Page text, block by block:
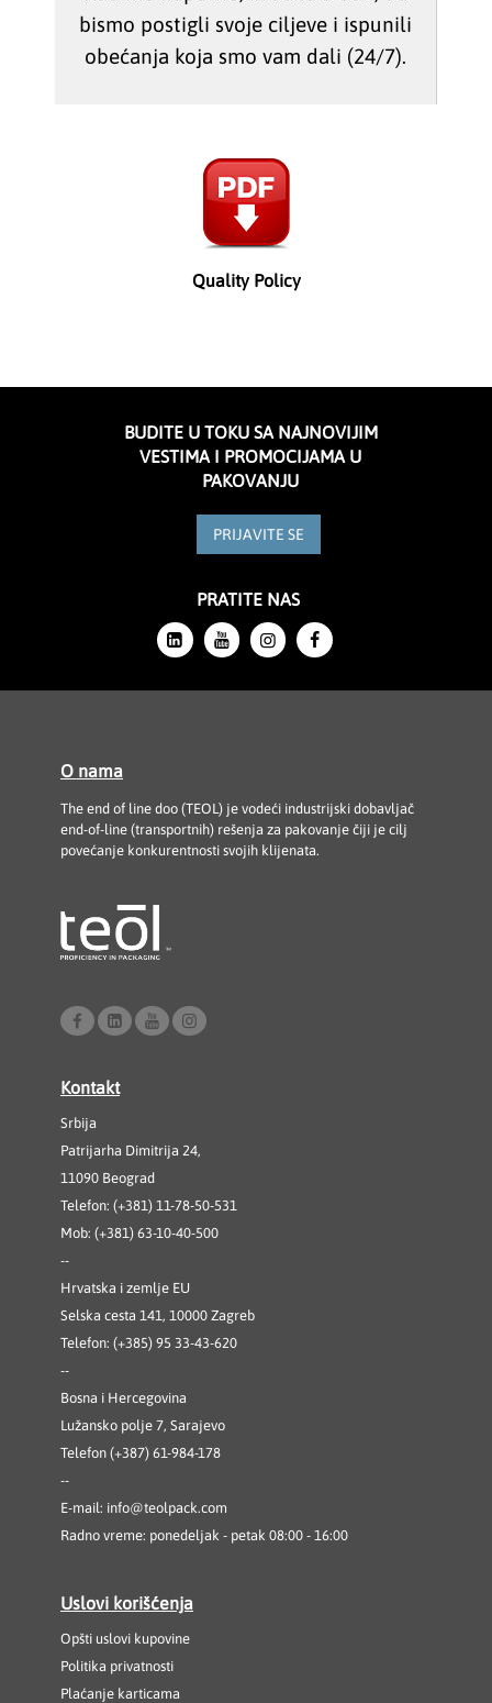
bismo postigli svoje ciljeve i ispunili
obećanja koja smo vam dali (24/7).
Quality Policy
BUDITE U TOKU SA NAJNOVIJIM
VESTIMA I PROMOCIJAMA U
PAKOVANJU
PRIJAVITE SE
PRATITE NAS
O nama
The end of line doo (TEOL) je vodeći industrijski dobavljač
end-of-line (transportnih) rešenja za pakovanje čiji je cilj
povećanje konkurentnosti svojih klijenata.
Kontakt
Srbija
Patrijarha Dimitrija 24,
11090 Beograd
Telefon: (+381) 11-78-50-531
Mob: (+381) 63-10-40-500
--
Hrvatska i zemlje EU
Selska cesta 141, 10000 Zagreb
Telefon: (+385) 95 33-43-620
--
Bosna i Hercegovina
Lužansko polje 7, Sarajevo
Telefon (+387) 61-984-178
--
E-mail: info@teolpack.com
Radno vreme: ponedeljak - petak 08:00 - 16:00
Uslovi korišćenja
Opšti uslovi kupovine
Politika privatnosti
Plaćanje karticama